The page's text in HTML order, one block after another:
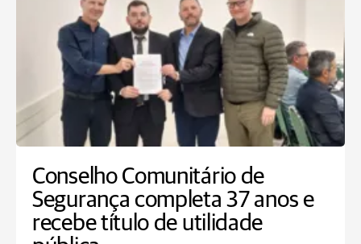
Conselho Comunitário de
Segurança completa 37 anos e
recebe título de utilidade